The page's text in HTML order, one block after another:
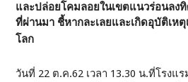
และปล่อยโคมลอยในเขตแนวร่อนลง
ที่ผ่านมา ชี้หากละเลยและเกิดอุบัติเห
โลก
วันที่ 22 ต.ค.62 เวลา 13.30 น.ที่โรงแ